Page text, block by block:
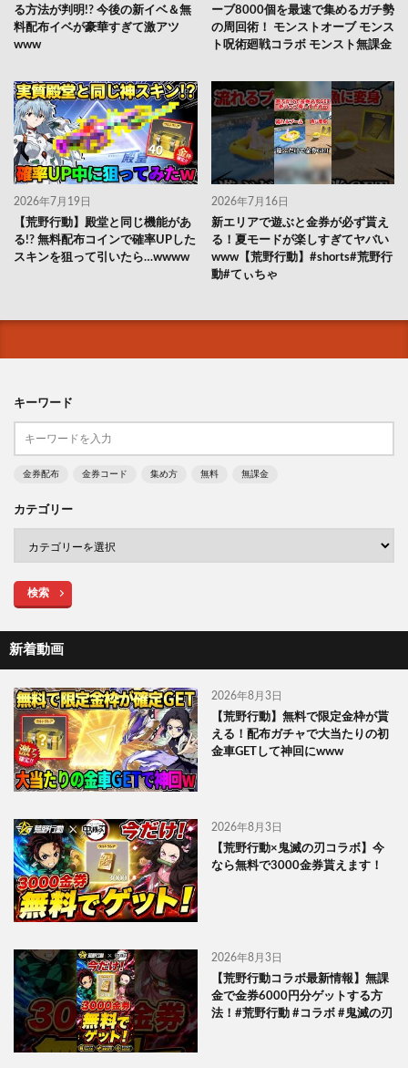
る方法が判明!? 今後の新イベ＆無
料配布イベが豪華すぎて激アツ
www
ーブ8000個を最速で集めるガチ勢
の周回術！ モンストオーブ モンス
ト呪術廻戦コラボ モンスト無課金
2026年7月19日
【荒野行動】殿堂と同じ機能があ
る!? 無料配布コインで確率UPした
スキンを狙って引いたら…wwww
2026年7月16日
新エリアで遊ぶと金券が必ず貰え
る！夏モードが楽しすぎてヤバい
www【荒野行動】#shorts#荒野行
動#てぃちゃ
キーワード
金券配布 金券コード 集め方 無料 無課金
カテゴリー
検索
新着動画
2026年8月3日
【荒野行動】無料で限定金枠が貰
える！配布ガチャで大当たりの初
金車GETして神回にwww
2026年8月3日
【荒野行動×鬼滅の刃コラボ】今
なら無料で3000金券貰えます！
2026年8月3日
【荒野行動コラボ最新情報】無課
金で金券6000円分ゲットする方
法！#荒野行動 #コラボ #鬼滅の刃